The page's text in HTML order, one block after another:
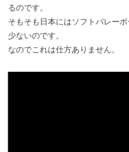
るのです。
そもそも日本にはソフトバレー
少ないのです。
なのでこれは仕方ありません。